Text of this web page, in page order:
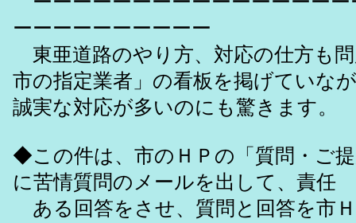
ーーーーーーーーーー
東亜道路のやり方、対応の仕方も
市の指定業者」の看板を掲げていな
誠実な対応が多いのにも驚きます。
◆この件は、市のＨＰの「質問・ご
に苦情質問のメールを出して、責任
ある回答をさせ、質問と回答を市